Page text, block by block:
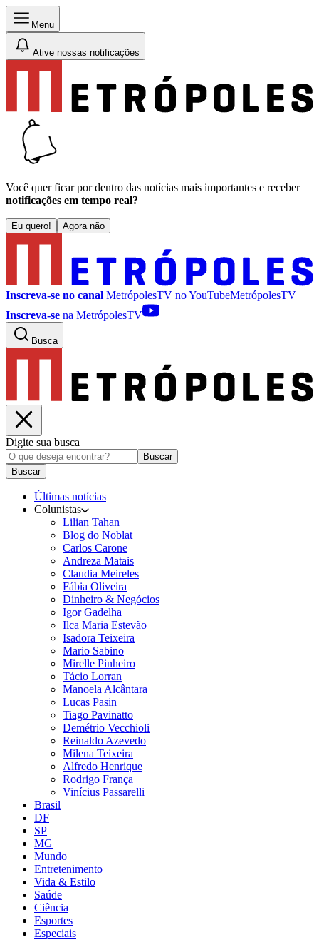
Menu
Ative nossas notificações
Você quer ficar por dentro das notícias mais importantes e receber
notificações em tempo real?
Eu quero! Agora não
Inscreva-se no canal MetrópolesTV noYouTubeMetrópolesTV
Inscreva-se na MetrópolesTV
Busca
Digite sua busca
Buscar
Buscar
Últimas notícias
Colunistas
Lilian Tahan
Blog do Noblat
Carlos Carone
Andreza Matais
Claudia Meireles
Fábia Oliveira
Dinheiro & Negócios
Igor Gadelha
Ilca Maria Estevão
Isadora Teixeira
Mario Sabino
Mirelle Pinheiro
Tácio Lorran
Manoela Alcântara
Lucas Pasin
Tiago Pavinatto
Demétrio Vecchioli
Reinaldo Azevedo
Milena Teixeira
Alfredo Henrique
Rodrigo França
Vinícius Passarelli
Brasil
DF
SP
MG
Mundo
Entretenimento
Vida & Estilo
Saúde
Ciência
Esportes
Especiais